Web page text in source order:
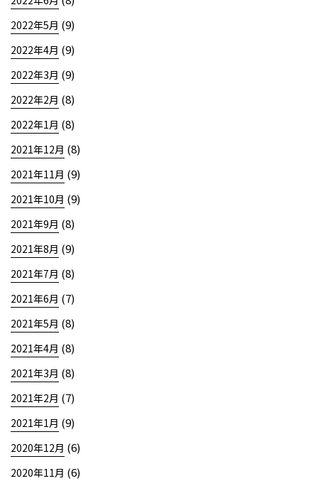
2022年5月 (9)
2022年4月 (9)
2022年3月 (9)
2022年2月 (8)
2022年1月 (8)
2021年12月 (8)
2021年11月 (9)
2021年10月 (9)
2021年9月 (8)
2021年8月 (9)
2021年7月 (8)
2021年6月 (7)
2021年5月 (8)
2021年4月 (8)
2021年3月 (8)
2021年2月 (7)
2021年1月 (9)
2020年12月 (6)
2020年11月 (6)